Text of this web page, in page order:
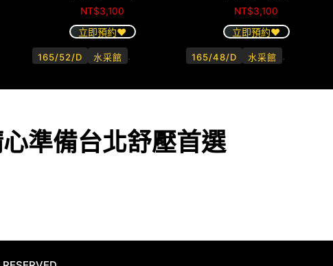
NT$3,100
立即預約❤️
165/52/D 水采館 .
NT$3,100
立即預約❤️
165/48/D 水采館 .
準備台北舒壓首選